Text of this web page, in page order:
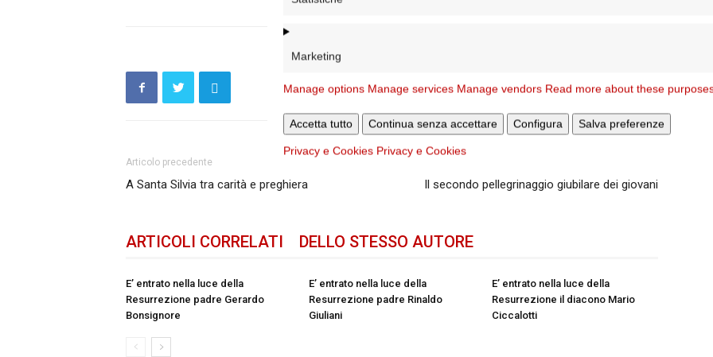
Marketing
Manage options Manage services Manage vendors Read more about these
Accetta tutto Continua senza accettare Configura Salva preferenze
Privacy e Cookies Privacy e Cookies
Articolo precedente
A Santa Silvia tra carità e preghiera Il secondo pellegrinaggio giubilare dei giovani
ARTICOLI CORRELATI DELLO STESSO AUTORE
E’ entrato nella luce della
Resurrezione padre Gerardo
Bonsignore
E’ entrato nella luce della
Resurrezione padre Rinaldo
Giuliani
E’ entrato nella luce della
Resurrezione il diacono Mario
Ciccalotti